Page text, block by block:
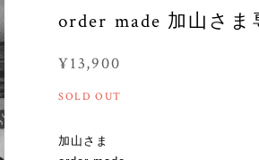
order made 加山さま
¥13,900
SOLD OUT
加山さま